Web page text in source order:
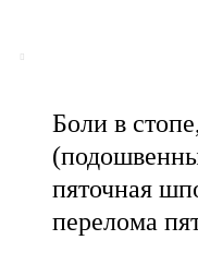
Боли в
пяточная
перелома